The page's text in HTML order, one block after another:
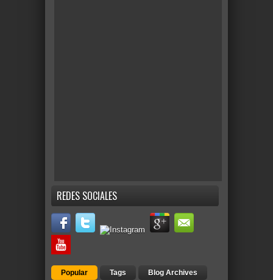
REDES SOCIALES
Popular Tags Blog Archives